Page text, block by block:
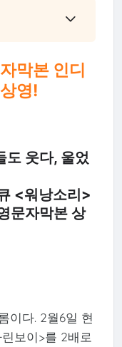
막본 인디
영!
도 웃다, 울었
<워낭소리>
문자막본 상
이다. 2월6일 현
보이>를 2배로